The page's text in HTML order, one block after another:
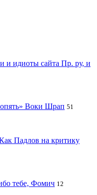
и идиоты сайта Пр. ру, и
Воки Шрап 51
Падлов на критику
тебе, Фомич 12